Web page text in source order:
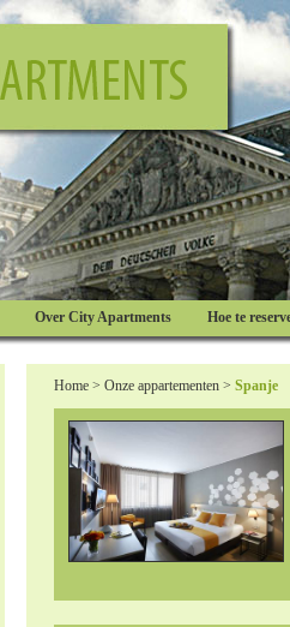
Home > Onze appartementen > Spanje
Over City Apartments Hoe te